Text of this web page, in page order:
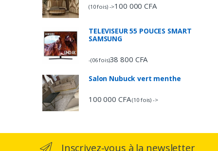
(10 fois) ->100 000CFA
TELEVISEUR 55 POUCES SMART
SAMSUNG
-(06 fois)38 800 CFA
Salon Nubuck vert menthe
100 000 CFA(10 fois) ->
Inscrivez-vous à la newsletter